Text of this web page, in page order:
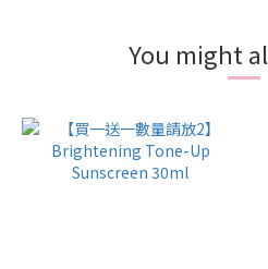
You might